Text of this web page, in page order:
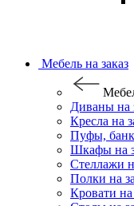
Мебель на заказ
Диваны на
Кресла на
Пуфы,
Шкафы на
Стеллажи
Полки на
Кровати на